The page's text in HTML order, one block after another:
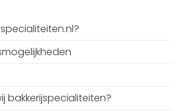
bakkerijspecialiteiten?